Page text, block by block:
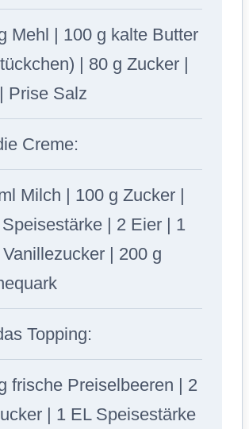
Mehl | 100 g kalte Butter
| 80 g Zucker |
Prise Salz
Creme:
Milch | 100 g Zucker |
| 2 Eier | 1
| 200 g
Topping:
frische Preiselbeeren | 2
| 1 EL Speisestärke